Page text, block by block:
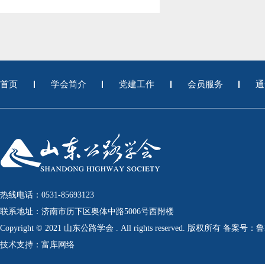
首页 学会简介 党建工作 会员服务
热线电话：0531-85693123
联系地址：济南市历下区奥体中路5006号西附楼
Copyright © 2021 山东公路学会 . All rights reserved. 版权所有 备案号：鲁
技术支持：富库网络